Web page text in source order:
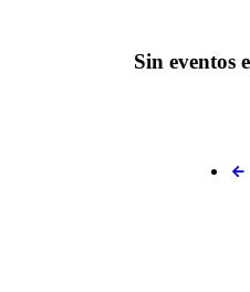
Sin eventos